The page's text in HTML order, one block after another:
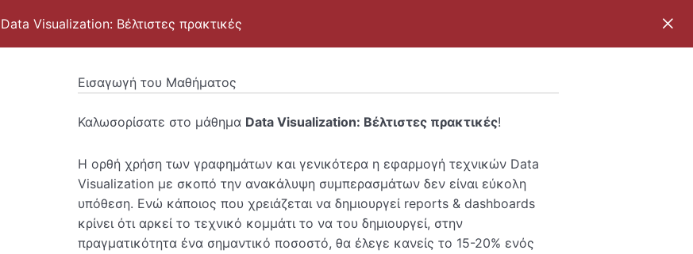
Data Visualization: Βέλτιστες πρακτικές
Εισαγωγή του Μαθήματος
Καλωσορίσατε στο μάθημα Data Visualization: Βέλτιστες πρακτικές!
Η ορθή χρήση των γραφημάτων και γενικότερα η εφαρμογή τεχνικών Data
Visualization με σκοπό την ανακάλυψη συμπερασμάτων δεν είναι εύκολη
υπόθεση. Ενώ κάποιος που χρειάζεται να δημιουργεί reports & dashboards
κρίνει ότι αρκεί το τεχνικό κομμάτι το να του δημιουργεί, στην
πραγματικότητα ένα σημαντικό ποσοστό, θα έλεγε κανείς το 15-20% ενός